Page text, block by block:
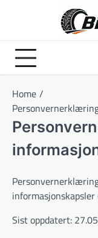
Home
informasjonskapsler
Sist oppdatert: